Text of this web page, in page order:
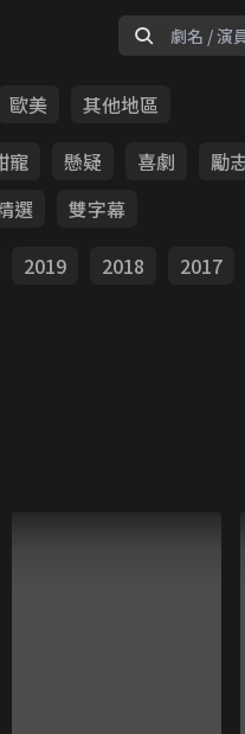
歐美
其他地區
寵 懸疑 喜劇 勵
選
雙字幕
2019 2018 2017